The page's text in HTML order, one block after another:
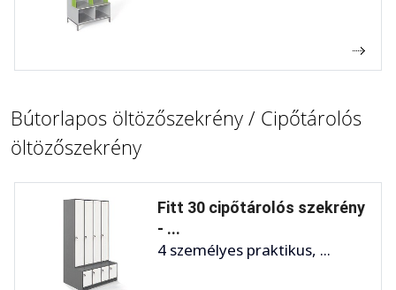
Bútorlapos öltözőszekrény / Cipőtárolós
öltözőszekrény
Fitt 30 cipőtárolós szekrény
- ...
4 személyes praktikus, ...